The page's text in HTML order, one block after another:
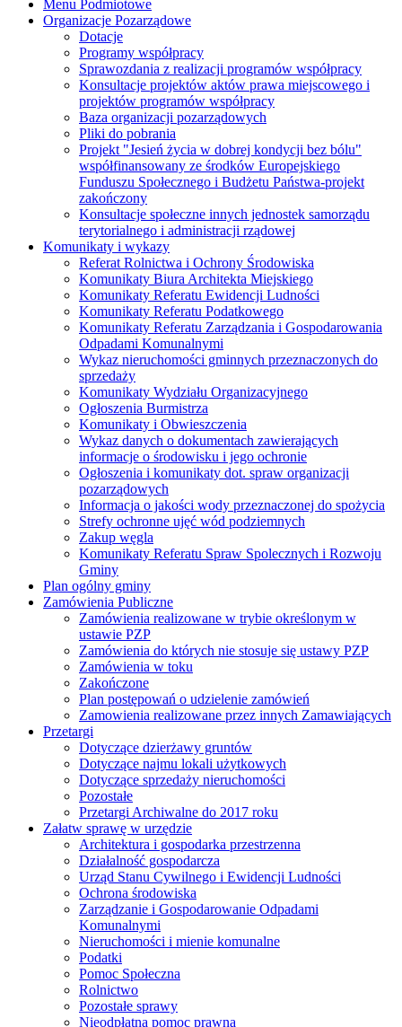
Menu Podmiotowe
Organizacje Pozarządowe
Dotacje
Programy współpracy
Sprawozdania z realizacji programów współpracy
Konsultacje projektów aktów prawa miejscowego i
projektów programów współpracy
Baza organizacji pozarządowych
Pliki do pobrania
Projekt "Jesień życia w dobrej kondycji bez bólu"
współfinansowany ze środków Europejskiego
Funduszu Społecznego i Budżetu Państwa-projekt
zakończony
Konsultacje społeczne innych jednostek samorządu
terytorialnego i administracji rządowej
Komunikaty i wykazy
Referat Rolnictwa i Ochrony Środowiska
Komunikaty Biura Architekta Miejskiego
Komunikaty Referatu Ewidencji Ludności
Komunikaty Referatu Podatkowego
Komunikaty Referatu Zarządzania i Gospodarowania
Odpadami Komunalnymi
Wykaz nieruchomości gminnych przeznaczonych do
sprzedaży
Komunikaty Wydziału Organizacyjnego
Ogłoszenia Burmistrza
Komunikaty i Obwieszczenia
Wykaz danych o dokumentach zawierających
informacje o środowisku i jego ochronie
Ogłoszenia i komunikaty dot. spraw organizacji
pozarządowych
Informacja o jakości wody przeznaczonej do spożycia
Strefy ochronne ujęć wód podziemnych
Zakup węgla
Komunikaty Referatu Spraw Spolecznych i Rozwoju
Gminy
Plan ogólny gminy
Zamówienia Publiczne
Zamówienia realizowane w trybie określonym w
ustawie PZP
Zamówienia do których nie stosuje się ustawy PZP
Zamówienia w toku
Zakończone
Plan postępowań o udzielenie zamówień
Zamowienia realizowane przez innych Zamawiających
Przetargi
Dotyczące dzierżawy gruntów
Dotyczące najmu lokali użytkowych
Dotyczące sprzedaży nieruchomości
Pozostałe
Przetargi Archiwalne do 2017 roku
Załatw sprawę w urzędzie
Architektura i gospodarka przestrzenna
Działalność gospodarcza
Urząd Stanu Cywilnego i Ewidencji Ludności
Ochrona środowiska
Zarządzanie i Gospodarowanie Odpadami
Komunalnymi
Nieruchomości i mienie komunalne
Podatki
Pomoc Społeczna
Rolnictwo
Pozostałe sprawy
Nieodpłatna pomoc prawna